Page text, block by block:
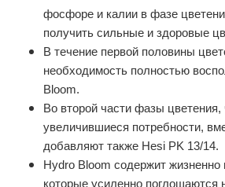
фосфоре и калии в фазе
получить сильные и здоровые
В течение первой половины
необходимость полностью
Bloom.
Во второй части фазы
увеличившиеся потребности,
добавляют также Hesi PK 13/14.
Hydro Bloom содержит
которые усиленно поглощаются